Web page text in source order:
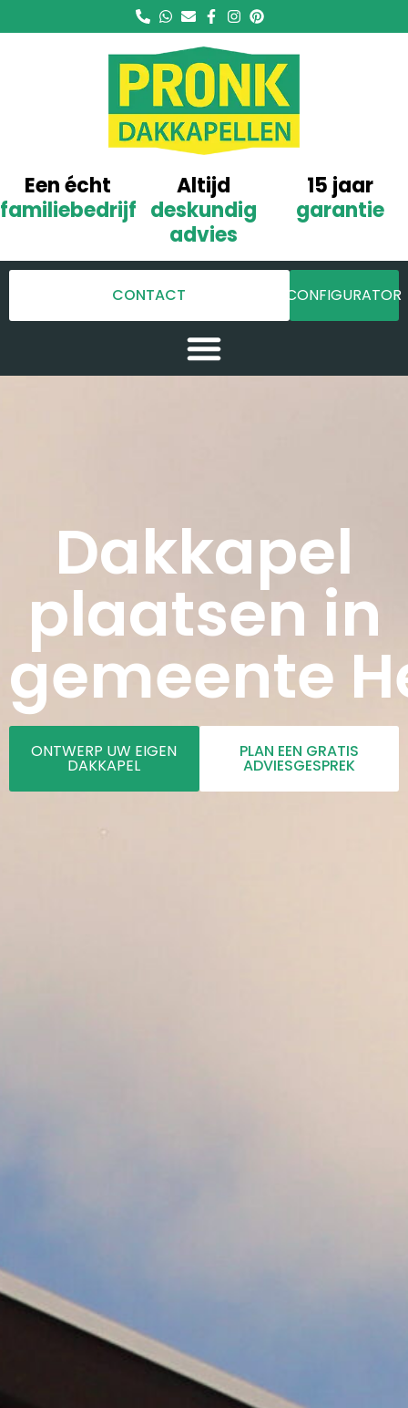
Een écht
familiebedrijf
Altijd
deskundig
advies
15 jaar
garantie
CONTACT CONFIGURATOR
Dakkapel
plaatsen in
gemeente
ONTWERP UW EIGEN
DAKKAPEL
PLAN EEN GRATIS
ADVIESGESPREK